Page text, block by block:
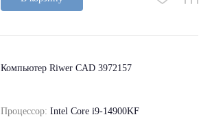
Компьютер Riwer CAD 3972157
Процессор: Intel Core i9-14900KF